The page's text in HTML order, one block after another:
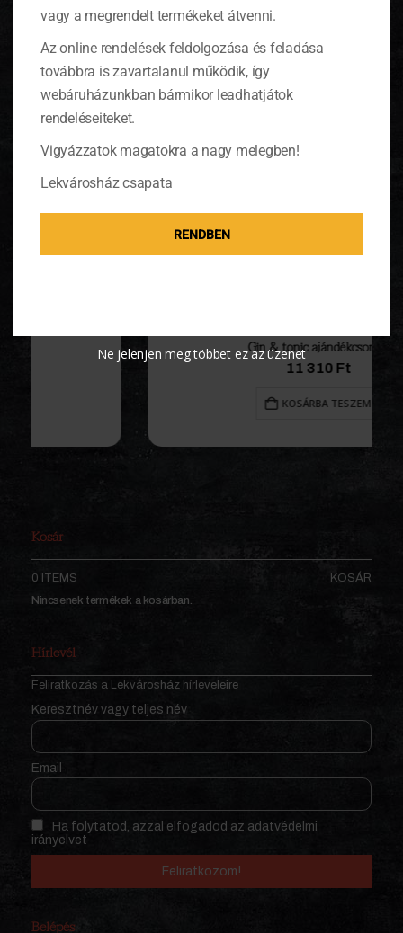
Gin & tonic ajándékcsomag
Kosár
0 ITEMS
KOSÁR
Nincsenek termékek a kosárban.
Hírlevél
Feliratkozás a Lekvárosház hírleveleire
Keresztnév vagy teljes név
Email
Ha folytatod, azzal elfogadod az adatvédelmi
irányelvet
Belépés
vagy a megrendelt termékeket átvenni.
Az online rendelések feldolgozása és feladása
továbbra is zavartalanul működik, így
webáruházunkban bármikor leadhatjátok
rendeléseiteket.
Vigyázzatok magatokra a nagy melegben!
Lekvárosház csapata
RENDBEN
Ne jelenjen meg többet ez az üzenet